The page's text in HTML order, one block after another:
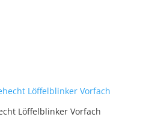
Löffelblinker Vorfach